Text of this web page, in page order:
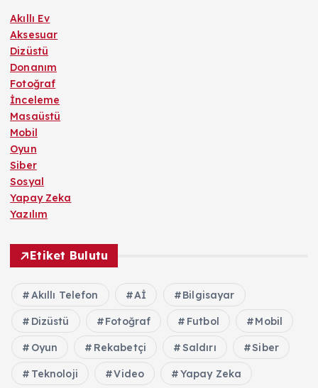
Akıllı Ev
Aksesuar
Dizüstü
Donanım
Fotoğraf
İnceleme
Masaüstü
Mobil
Oyun
Siber
Sosyal
Yapay Zeka
Yazılım
Etiket Bulutu
Akıllı Telefon Aİ Bilgisayar
Dizüstü Fotoğraf Futbol Mobil
Oyun Rekabetçi Saldırı Siber
Teknoloji Video Yapay Zeka